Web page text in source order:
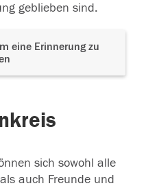
geblieben sind.
eine Erinnerung zu
sich sowohl alle
auch Freunde und